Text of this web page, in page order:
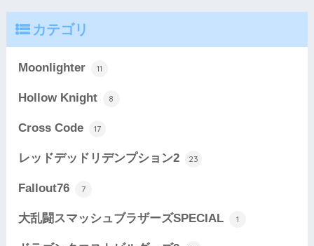
カテゴリ
Moonlighter 11
Hollow Knight 8
Cross Code 17
レッドデッドリデンプション2 23
Fallout76 7
大乱闘スマッシュブラザーズSPECIAL 1